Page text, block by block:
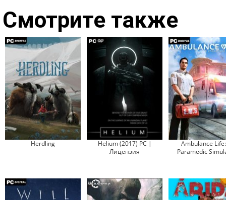
Смотрите также
Herdling
Helium (2017) PC |
Лицензия
Ambulance
Paramedic